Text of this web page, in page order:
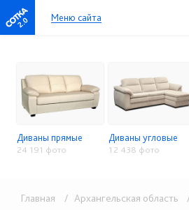
2.0 Меню сайта
Диваны прямые
24 191 фото
Диваны угловые
12 438 фото
Главная / Архангельская область